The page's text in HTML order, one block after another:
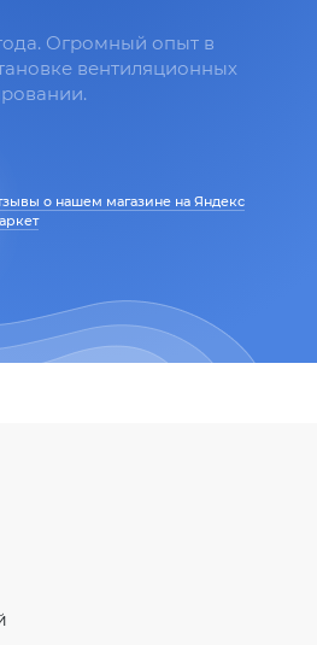
Огромный опыт в
вентиляционных
о нашем магазине на Яндекс